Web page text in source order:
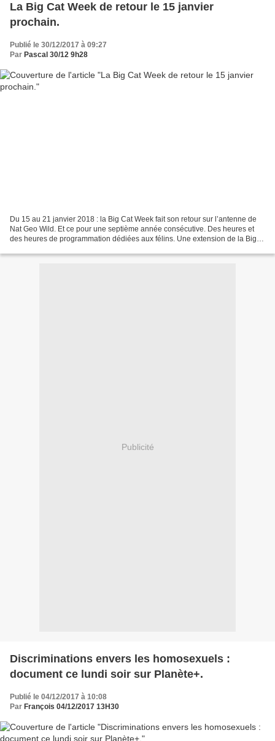
La Big Cat Week de retour le 15 janvier
prochain.
Publié le 30/12/2017 à 09:27
Par Pascal 30/12 9h28
Du 15 au 21 janvier 2018 : la Big Cat Week fait son retour sur l’antenne de
Nat Geo Wild. Et ce pour une septième année consécutive. Des heures et
des heures de programmation dédiées aux félins. Une extension de la Big
Publicité
Discriminations envers les homosexuels :
document ce lundi soir sur Planète+.
Publié le 04/12/2017 à 10:08
Par François 04/12/2017 13H30